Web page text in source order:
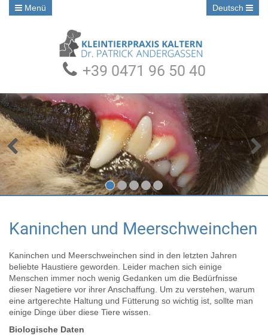
Menü Deutsch
+39 0471 96 50 40
• • • • •
Kaninchen und Meerschweinchen
Kaninchen und Meerschweinchen sind in den letzten Jahren
beliebte Haustiere geworden. Leider machen sich einige
Menschen immer noch wenig Gedanken um die Bedürfnisse
dieser Nagetiere vor ihrer Anschaffung. Um zu verstehen, warum
eine artgerechte Haltung und Fütterung so wichtig ist, sollte man
einige Dinge über diese Tiere wissen.
Biologische Daten